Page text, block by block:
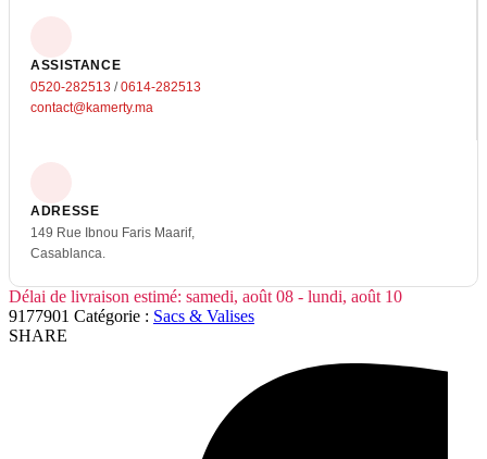
ASSISTANCE
0520-282513 /0614-282513
contact@kamerty.ma
ADRESSE
149 Rue Ibnou Faris Maarif,
Casablanca.
Délai de livraison estimé: samedi, août 08 - lundi, août 10
9177901 Catégorie : Sacs & Valises
SHARE